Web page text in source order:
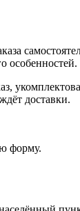
доставки.
форму.